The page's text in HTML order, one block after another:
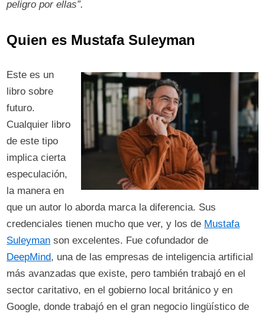
peligro por ellas”.
Quien es Mustafa Suleyman
Este es un
libro sobre
futuro.
Cualquier libro
de este tipo
implica cierta
especulación,
la manera en
que un autor lo aborda marca la diferencia. Sus
credenciales tienen mucho que ver, y los de Mustafa
Suleyman son excelentes. Fue cofundador de
DeepMind, una de las empresas de inteligencia artificial
más avanzadas que existe, pero también trabajó en el
sector caritativo, en el gobierno local británico y en
Google, donde trabajó en el gran negocio lingüístico de